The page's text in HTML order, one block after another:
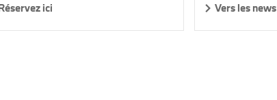
ici Vers les news